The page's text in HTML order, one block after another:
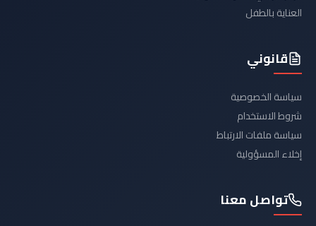
العناية بالطفل
قانوني
سياسة الخصوصية
شروط الاستخدام
سياسة ملفات الارتباط
إخلاء المسؤولية
تواصل معنا